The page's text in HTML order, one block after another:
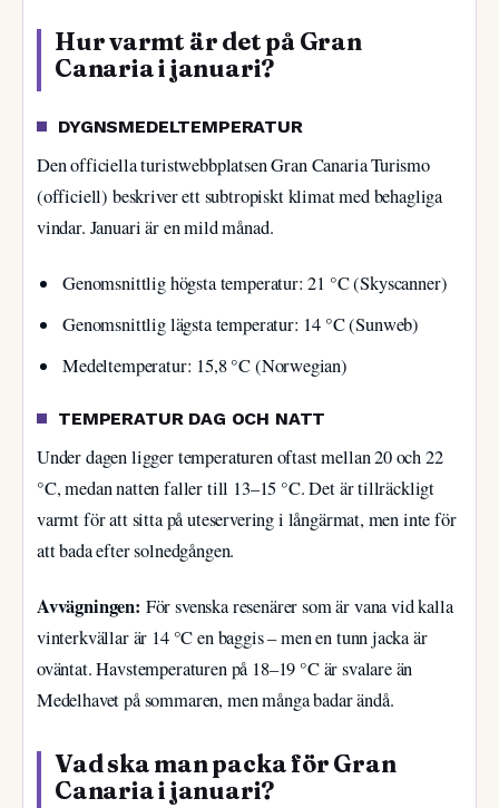
Hur varmt är det på Gran
Canaria i januari?
DYGNSMEDELTEMPERATUR
Den officiella turistwebbplatsen Gran Canaria Turismo
(officiell) beskriver ett subtropiskt klimat med behagliga
vindar. Januari är en mild månad.
Genomsnittlig högsta temperatur: 21 °C (Skyscanner)
Genomsnittlig lägsta temperatur: 14 °C (Sunweb)
Medeltemperatur: 15,8 °C (Norwegian)
TEMPERATUR DAG OCH NATT
Under dagen ligger temperaturen oftast mellan 20 och 22
°C, medan natten faller till 13–15 °C. Det är tillräckligt
varmt för att sitta på uteservering i långärmat, men inte för
att bada efter solnedgången.
Avvägningen: För svenska resenärer som är vana vid kalla
vinterkvällar är 14 °C en baggis – men en tunn jacka är
oväntat. Havstemperaturen på 18–19 °C är svalare än
Medelhavet på sommaren, men många badar ändå.
Vad ska man packa för Gran
Canaria i januari?